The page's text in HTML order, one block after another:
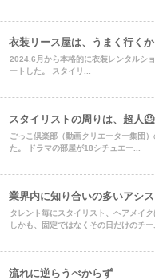
衣装リース屋は、うまく行くか
2024.6月から本格的に衣装レンタルシ
ートした。 スタイリ...
スタイリストの周りは、超人🦸
ごっこ倶楽部（動画クリエーター集団
た。 ドラマの部屋が18シチュエー...
業界内に知り合いの多いアシ
タレント毎にスタイリスト、ヘアメイク
しかも、固定ではなくその日だけのチー
流れに逆らうべからず